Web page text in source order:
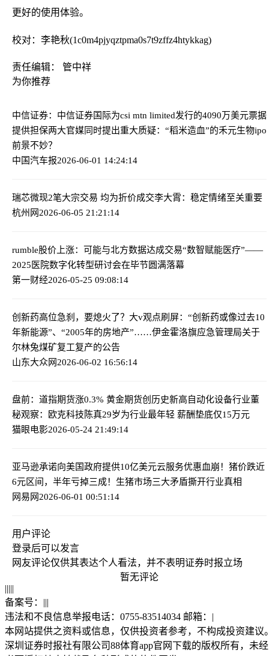
更好的使用体验。
校对：李艳秋(1c0m4pjyqztpma0s7t9zffz4htykkag)
责任编辑： 管中祥
为你推荐
中信证券：中信证券国际为csi mtn limited发行的4090万美元票据
提供担保两大官媒同时提出重大质疑：“稻米造血”的禾元生物ipo
前景不妙？
中国汽车报2026-06-01 14:24:14
瑞芯微现2笔大宗交易 均为折价成交李大霄：稳定情绪至关重要
杭州网2026-06-05 21:21:14
rumble股价上涨：可能与北方数据达成交易“数智赋能医疗”——
2025医院数字化转型研讨会在毕节圆满落幕
第一财经2026-05-25 09:08:14
创新药高位急刹，要熄火了？大v观点刷屏：“创新药或像过去10
年新能源”、“2005年的房地产”……伊金霍洛旗应急管理局关于
尔林兔煤矿复工复产的公告
山东大众网2026-06-02 16:56:14
盘前：道指期货涨0.3% 黄金期货创历史新高自动化设备行业董
秘观察：欧克科技陈真29岁为行业最年轻 薪酬垫底仅15万元
猫眼电影2026-05-24 21:49:14
亚马逊承诺向美国政府提供10亿美元云服务优惠血崩！猪价跌近
6元区间，半年亏掉三成！生猪市场三大矛盾撕开行业真相
网易网2026-06-01 00:51:14
用户评论
登录后可以发言
网友评论仅供其表达个人看法，并不表明证券时报立场
暂无评论
|||||
备案号： |||
违法和不良信息举报电话：0755-83514034 邮箱： |
本网站提供之资料或信息，仅供投资者参考，不构成投资建议
深圳证券时报社有限公司88体育app官网下载的版权所有，未经